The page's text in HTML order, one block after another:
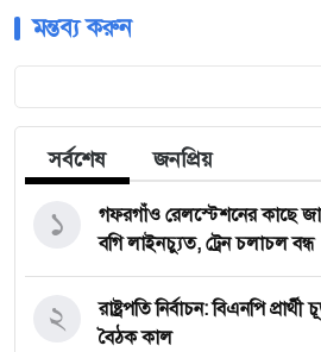
মন্তব্য করুন
সর্বশেষ জনপ্রিয়
গফরগাঁও রেলস্টেশনের কাছে
বগি লাইনচ্যুত, ট্রেন চলাচল বন্ধ
১
রাষ্ট্রপতি নির্বাচন: বিএনপি
বৈঠক কাল
২